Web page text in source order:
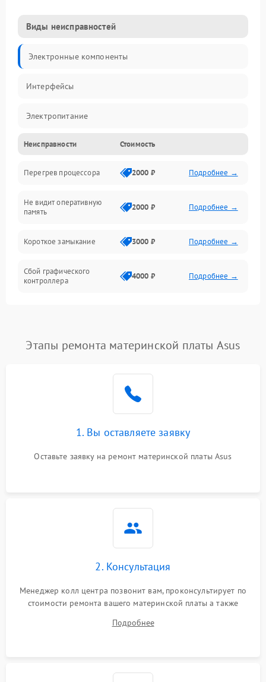
Виды неисправностей
Электронные компоненты
Интерфейсы
Электропитание
Корпус/Герметичность
Механика
ПО/Микропрограмма
Неисправности Стоимость
Перегрев процессора 2000 ₽ Подробнее →
Не видит оперативную
память
2000 ₽ Подробнее →
Короткое замыкание 3000 ₽ Подробнее →
Сбой графического
контроллера
4000 ₽ Подробнее →
Этапы ремонта материнской платы Asus
1. Вы оставляете заявку
Оставьте заявку на ремонт материнской платы Asus
2. Консультация
Менеджер колл центра позвонит вам, проконсультирует по
стоимости ремонта вашего материнской платы а также
Подробнее